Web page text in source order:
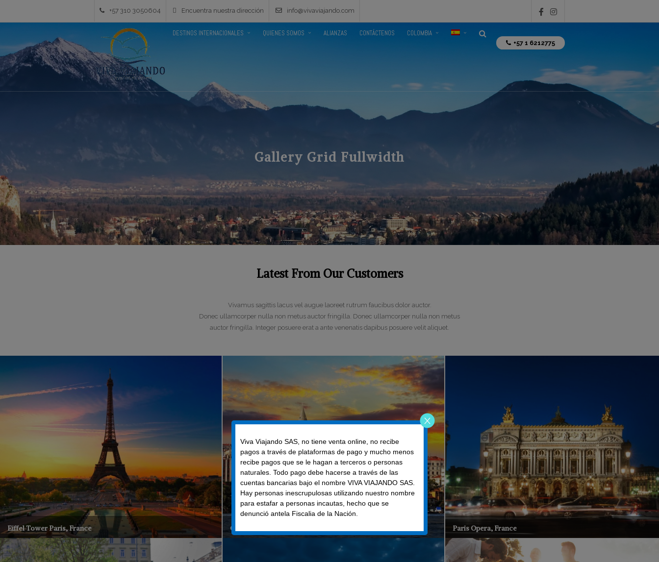
+57 310 3050604 Encuentra nuestra dirección info@vivaviajando.com
+57 1 6212775
DESTINOS INTERNACIONALES QUIENES SOMOS ALIANZAS CONTÁCTENOS COLOMBIA
Gallery Grid Fullwidth
Latest From Our Customers
Vivamus sagittis lacus vel augue laoreet rutrum faucibus dolor auctor.
Donec ullamcorper nulla non metus auctor fringilla. Donec ullamcorper nulla non metus
auctor fringilla. Integer posuere erat a ante venenatis dapibus posuere velit aliquet.
Eiffel Tower Paris, France Grand Turkey, Istanbul Paris Opera, France
Viva Viajando SAS, no tiene venta online, no recibe
pagos a través de plataformas de pago y mucho menos
recibe pagos que se le hagan a terceros o personas
naturales. Todo pago debe hacerse a través de las
cuentas bancarias bajo el nombre VIVA VIAJANDO SAS.
Hay personas inescrupulosas utilizando nuestro nombre
para estafar a personas incautas, hecho que se
denunció antela Fiscalia de la Nación.